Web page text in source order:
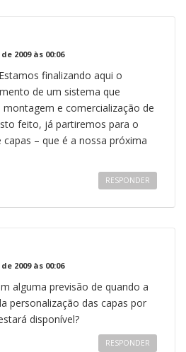
2009 às 00:06
finalizando aqui o
de um sistema que
montagem e comercialização de
feito, já partiremos para o
capas – que é a nossa próxima
RESPONDER
2009 às 00:06
alguma previsão de quando a
personalização das capas por
disponível?
RESPONDER